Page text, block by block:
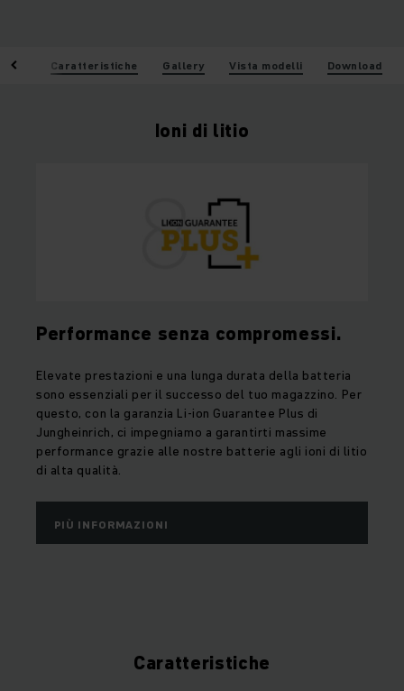
Caratteristiche Gallery Vista modelli Download
Ioni di litio
Performance senza compromessi.
Elevate prestazioni e una lunga durata della batteria
sono essenziali per il successo del tuo magazzino. Per
questo, con la garanzia Li-ion Guarantee Plus di
Jungheinrich, ci impegniamo a garantirti massime
performance grazie alle nostre batterie agli ioni di litio
di alta qualità.
PIÙ INFORMAZIONI
Caratteristiche